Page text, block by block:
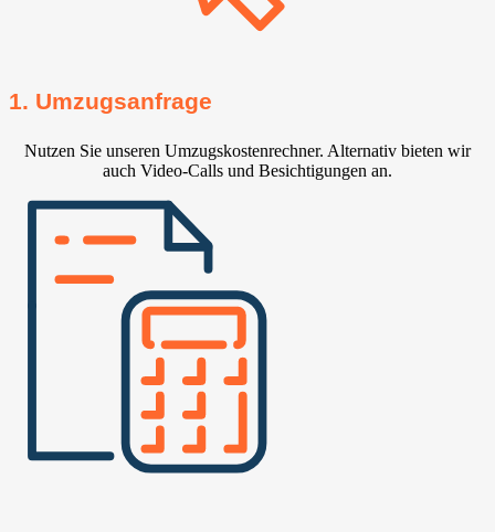
1. Umzugsanfrage
Nutzen Sie unseren Umzugskostenrechner. Alternativ bieten wir
auch Video-Calls und Besichtigungen an.